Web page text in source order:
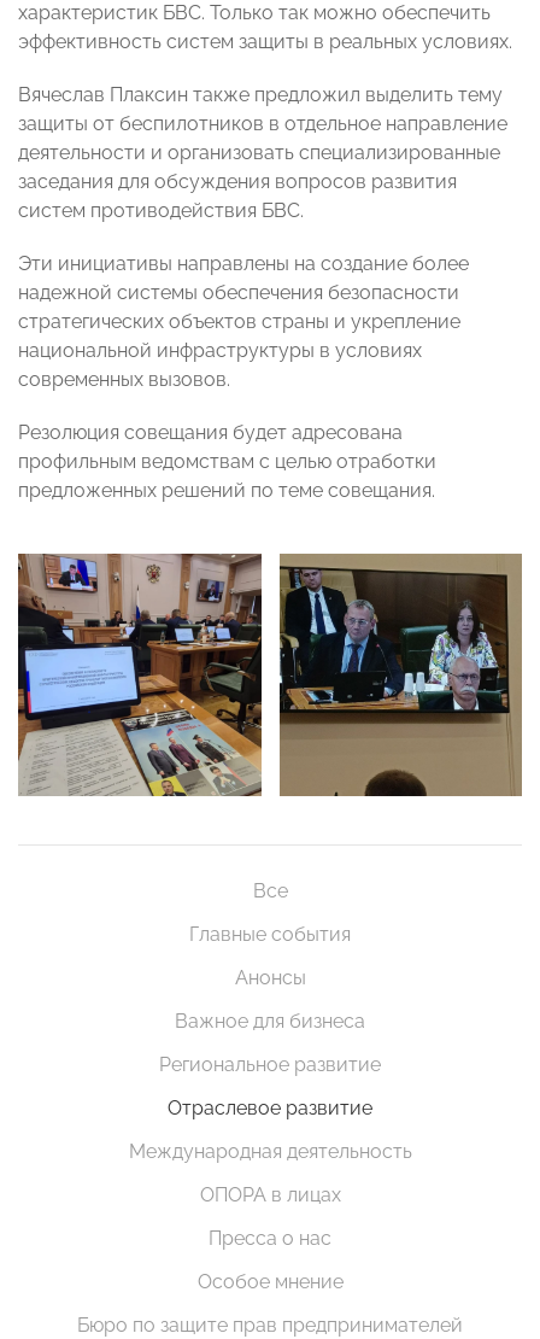
характеристик БВС. Только так можно обеспечить
эффективность систем защиты в реальных условиях.
Вячеслав Плаксин также предложил выделить тему
защиты от беспилотников в отдельное направление
деятельности и организовать специализированные
заседания для обсуждения вопросов развития
систем противодействия БВС.
Эти инициативы направлены на создание более
надежной системы обеспечения безопасности
стратегических объектов страны и укрепление
национальной инфраструктуры в условиях
современных вызовов.
Резолюция совещания будет адресована
профильным ведомствам с целью отработки
предложенных решений по теме совещания.
Все
Главные события
Анонсы
Важное для бизнеса
Региональное развитие
Отраслевое развитие
Международная деятельность
ОПОРА в лицах
Пресса о нас
Особое мнение
Бюро по защите прав предпринимателей